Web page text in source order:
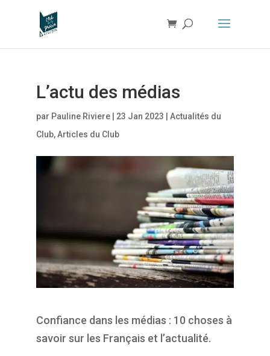
L’actu des médias
par Pauline Riviere| 23 Jan 2023
Actualités du
Club,Articles du Club
Confiance dans les médias : 10 choses à
savoir sur les Français et l’actualité.